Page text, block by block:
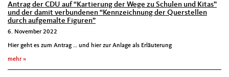
Antrag der CDU auf “Kartierung der Wege zu Schulen und Kitas”
und der damit verbundenen “Kennzeichnung der Querstellen
durch aufgemalte Figuren”
6. November 2022
Hier geht es zum Antrag … und hier zur Anlage als Erläuterung
mehr